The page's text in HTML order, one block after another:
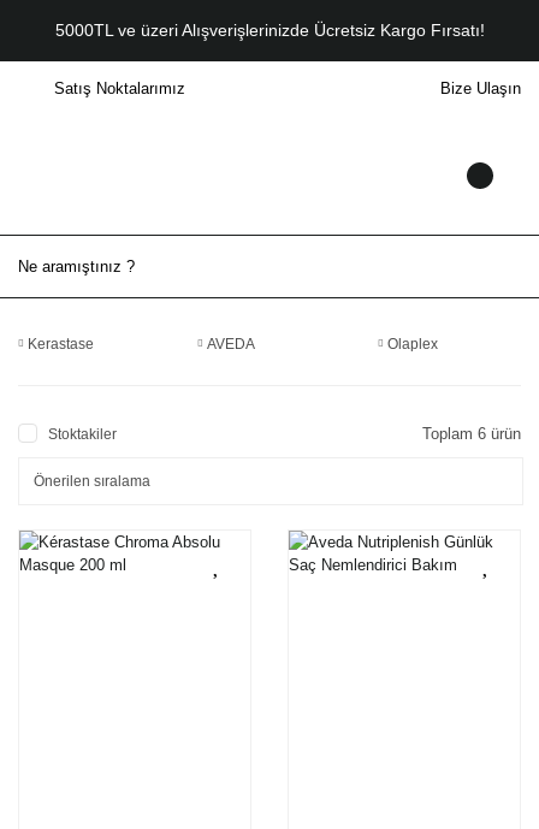
5000TL ve üzeri Alışverişlerinizde Ücretsiz Kargo Fırsatı!
Satış Noktalarımız Bize Ulaşın
Kerastase AVEDA Olaplex
Stoktakiler Toplam 6 ürün